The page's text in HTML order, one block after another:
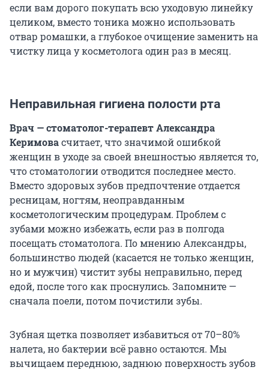
если вам дорого покупать всю уходовую линейку
целиком, вместо тоника можно использовать
отвар ромашки, а глубокое очищение заменить на
чистку лица у косметолога один раз в месяц.
Неправильная гигиена полости рта
Врач — стоматолог-терапевт Александра
Керимовасчитает, что значимой ошибкой
женщин в уходе за своей внешностью является то,
что стоматологии отводится последнее место.
Вместо здоровых зубов предпочтение отдается
ресницам, ногтям, неоправданным
косметологическим процедурам. Проблем с
зубами можно избежать, если раз в полгода
посещать стоматолога. По мнению Александры,
большинство людей (касается не только женщин,
но и мужчин) чистит зубы неправильно, перед
едой, после того как проснулись. Запомните —
сначала поели, потом почистили зубы.
Зубная щетка позволяет избавиться от 70–80%
налета, но бактерии всё равно остаются. Мы
вычищаем переднюю, заднюю поверхность зубов